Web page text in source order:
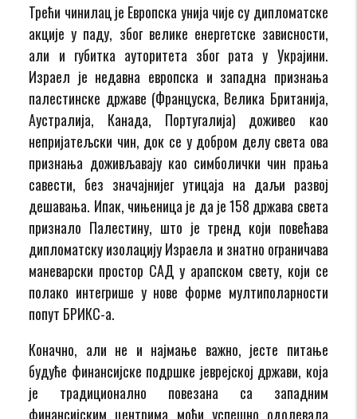
Трећи чинилац је Европска унија чије су дипломатске
акције у паду, због велике енергетске зависности,
али и губитка ауторитета због рата у Украјини.
Израел је недавна европска и западна признања
палестинске државе (Француска, Велика Британија,
Аустралија, Канада, Португалија) доживео као
непријатељски чин, док се у добром делу света ова
признања доживљавају као симболички чин прања
савести, без значајнијег утицаја на даљи развој
дешавања. Ипак, чињеница је да је 158 држава света
признало Палестину, што је тренд који повећава
дипломатску изолацију Израела и знатно ограничава
маневарски простор САД у арапском свету, који се
полако интегрише у нове форме мултиполарности
попут БРИКС-а.
Коначно, али не и најмање важно, јесте питање
будуће финансијске подршке јеврејској држави, која
је традиционално повезана са западним
финансијским центрима моћи успешно одолевала